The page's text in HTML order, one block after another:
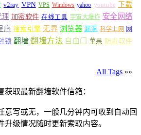
v2ray VPN VPS Windows yahoo youtube 下载
理 加密软件 在线工具 宇宙大爆炸 安全网络
序 搜索引擎 无界 浏览器 漏洞 科学上网 网
锁 翻墙 翻墙方法 自由门 苹果 防毒软件
All Tags »»
获取最新翻墙软件信箱：
意写或无，一般几分钟内可收到自动回
级情况随时更新索取内容。